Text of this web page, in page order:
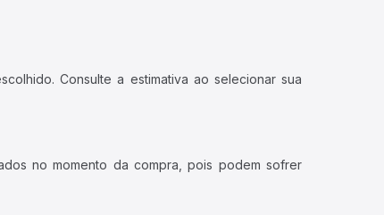
Consulte a estimativa ao selecionar sua
no momento da compra, pois podem sofrer